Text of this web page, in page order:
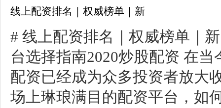
线上配资排名｜权威榜单｜新
# 线上配资排名｜权威榜单｜
台选择指南2020炒股配资 在
配资已经成为众多投资者放大
场上琳琅满目的配资平台，如